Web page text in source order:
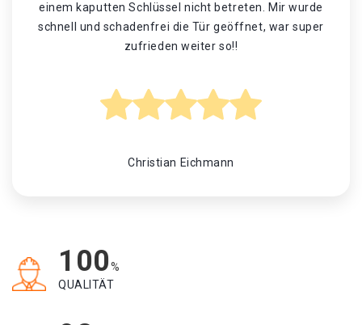
einem kaputten Schlüssel nicht betreten. Mir wurde
schnell und schadenfrei die Tür geöffnet, war super
zufrieden weiter so!!
Christian Eichmann
100%
QUALITÄT